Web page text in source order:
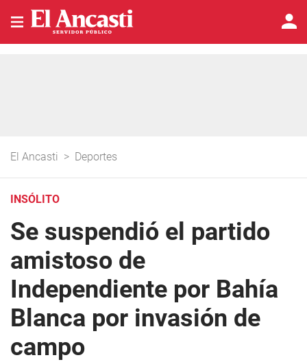
El Ancasti > Deportes
INSÓLITO
Se suspendió el partido
amistoso de
Independiente por Bahía
Blanca por invasión de
campo